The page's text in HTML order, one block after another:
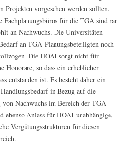
Projekten vorgesehen werden sollten.
Fachplanungsbüros für die TGA sind rar
an Nachwuchs. Die Universitäten
an TGA-Planungsbeteiligten noch
Die HOAI sorgt nicht für
Honorare, so dass ein erheblicher
entstanden ist. Es besteht daher ein
in Bezug auf die
von Nachwuchs im Bereich der TGA-
ebenso Anlass für HOAI-unabhängige,
Vergütungsstrukturen für diesen